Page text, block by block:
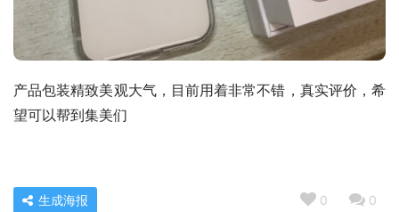
产品包装精致美观大气，目前用着非常不错，真实评价，希
望可以帮到集美们
0 0
生成海报